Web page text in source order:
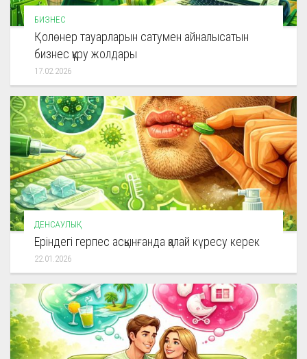
БИЗНЕС
Қолөнер тауарларын сатумен айналысатын
бизнес құру жолдары
17.02.2026
ДЕНСАУЛЫҚ
Еріндегі герпес асқынғанда қалай күресу керек
22.01.2026